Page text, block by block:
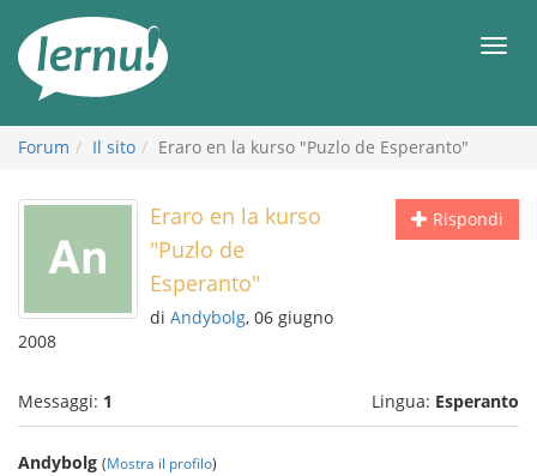
all’indice
Forum Il sito Eraro en la kurso "Puzlo de Esperanto"
Rispondi
Eraro en la kurso
"Puzlo de
Esperanto"
di Andybolg, 06 giugno
2008
Messaggi: 1 Lingua: Esperanto
Andybolg (Mostra il profilo)